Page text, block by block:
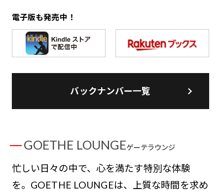
電子版も発売中！
バックナンバー一覧
GOETHE LOUNGEゲーテラウンジ
忙しい日々の中で、心を満たす特別な体験
を。GOETHE LOUNGEは、上質な時間を求め